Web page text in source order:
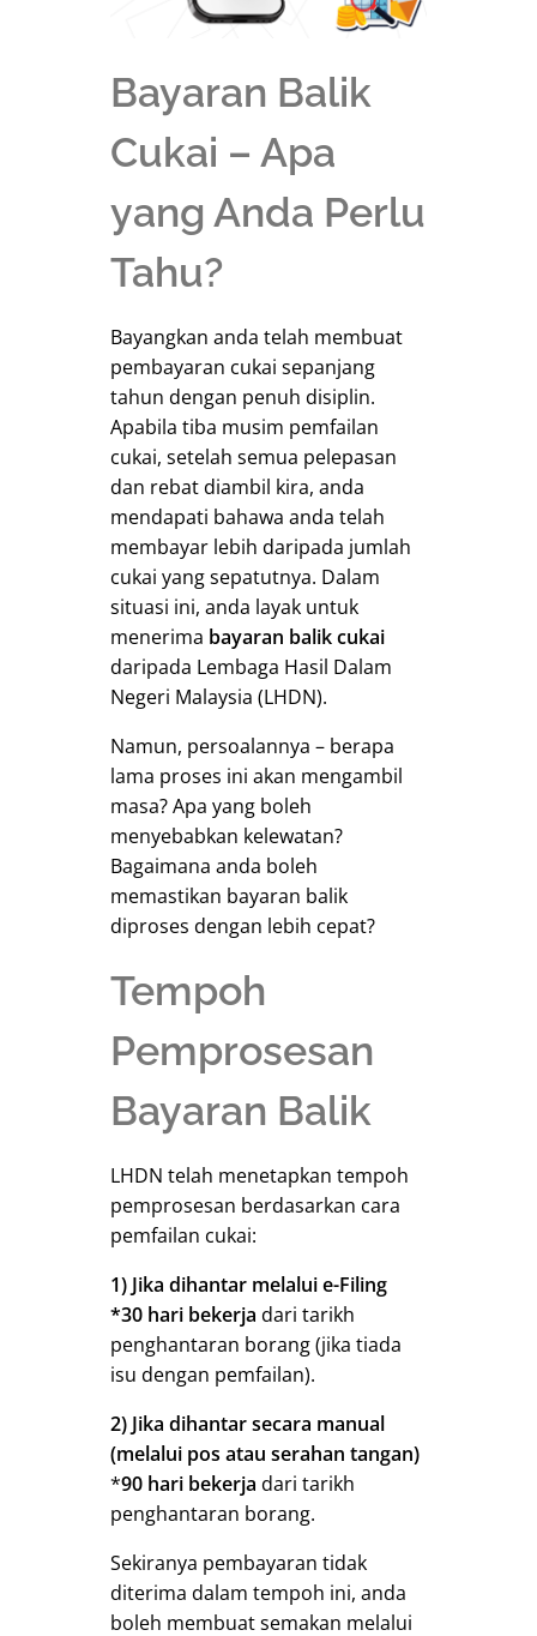
Bayaran Balik
Cukai – Apa
yang Anda Perlu
Tahu?
Bayangkan anda telah membuat
pembayaran cukai sepanjang
tahun dengan penuh disiplin.
Apabila tiba musim pemfailan
cukai, setelah semua pelepasan
dan rebat diambil kira, anda
mendapati bahawa anda telah
membayar lebih daripada jumlah
cukai yang sepatutnya. Dalam
situasi ini, anda layak untuk
menerima bayaran balik cukai
daripada Lembaga Hasil Dalam
Negeri Malaysia (LHDN).
Namun, persoalannya – berapa
lama proses ini akan mengambil
masa? Apa yang boleh
menyebabkan kelewatan?
Bagaimana anda boleh
memastikan bayaran balik
diproses dengan lebih cepat?
Tempoh
Pemprosesan
Bayaran Balik
LHDN telah menetapkan tempoh
pemprosesan berdasarkan cara
pemfailan cukai:
1) Jika dihantar melalui e-Filing
*30 hari bekerja dari tarikh
penghantaran borang (jika tiada
isu dengan pemfailan).
2) Jika dihantar secara manual
(melalui pos atau serahan tangan)
*90 hari bekerja dari tarikh
penghantaran borang.
Sekiranya pembayaran tidak
diterima dalam tempoh ini, anda
boleh membuat semakan melalui